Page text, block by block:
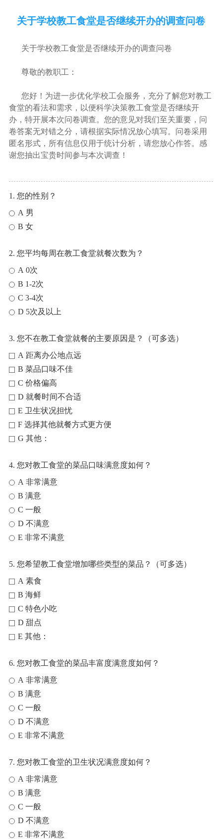
关于学校教工食堂是否继续开办的调查问卷
关于学校教工食堂是否继续开办的调查问卷
尊敬的教职工：
您好！为进一步优化学校工会服务，充分了解您对教工
食堂的看法和需求，以便科学决策教工食堂是否继续开
办，特开展本次问卷调查。您的意见对我们至关重要，问
卷答案无对错之分，请根据实际情况放心填写。问卷采用
匿名形式，所有信息仅用于统计分析，请您放心作答。感
谢您抽出宝贵时间参与本次调查！
1. 您的性别？
A 男
B 女
2. 您平均每周在教工食堂就餐次数为？
A 0次
B 1-2次
C 3-4次
D 5次及以上
3. 您不在教工食堂就餐的主要原因是？（可多选）
A 距离办公地点远
B 菜品口味不佳
C 价格偏高
D 就餐时间不合适
E 卫生状况担忧
F 选择其他就餐方式更方便
G 其他：
4. 您对教工食堂的菜品口味满意度如何？
A 非常满意
B 满意
C 一般
D 不满意
E 非常不满意
5. 您希望教工食堂增加哪些类型的菜品？（可多选）
A 素食
B 海鲜
C 特色小吃
D 甜点
E 其他：
6. 您对教工食堂的菜品丰富度满意度如何？
A 非常满意
B 满意
C 一般
D 不满意
E 非常不满意
7. 您对教工食堂的卫生状况满意度如何？
A 非常满意
B 满意
C 一般
D 不满意
E 非常不满意